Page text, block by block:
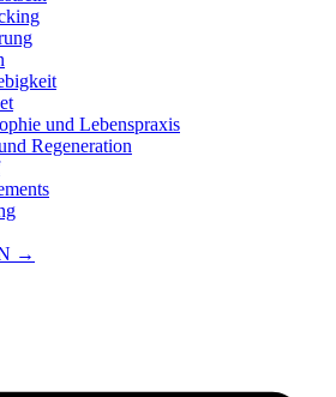
und Lebenspraxis
Regeneration
→